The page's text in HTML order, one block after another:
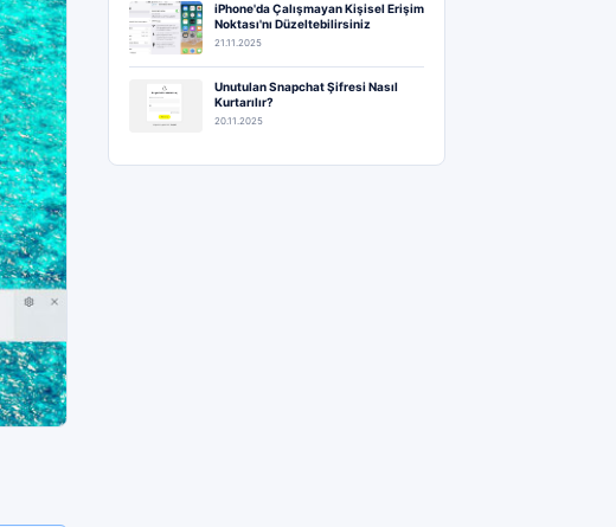
iPhone'da Çalışmayan Kişisel Erişim
Noktası'nı Düzeltebilirsiniz
21.11.2025
Unutulan Snapchat Şifresi Nasıl
Kurtarılır?
20.11.2025